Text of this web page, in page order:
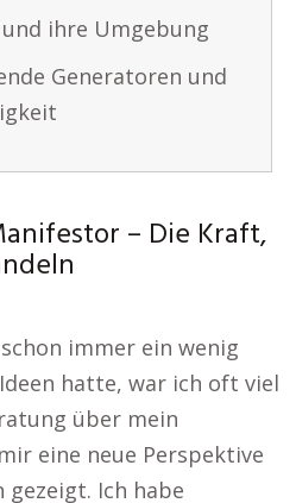
ihre Umgebung
Generatoren und
– Die Kraft,
immer ein wenig
hatte, war ich oft viel
über mein
eine neue Perspektive
gezeigt. Ich habe